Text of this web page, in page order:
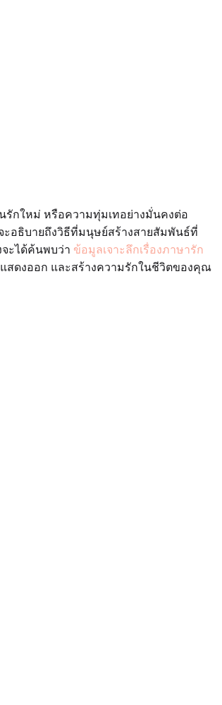
กใหม่ หรือความทุ่มเทอย่างมั่นคงต่อ
ะอธิบายถึงวิธีที่มนุษย์สร้างสายสัมพันธ์ที่
ะได้ค้นพบว่า ข้อมูลเจาะลึกเรื่องภาษารัก
สดงออก และสร้างความรักในชีวิตของคุณ